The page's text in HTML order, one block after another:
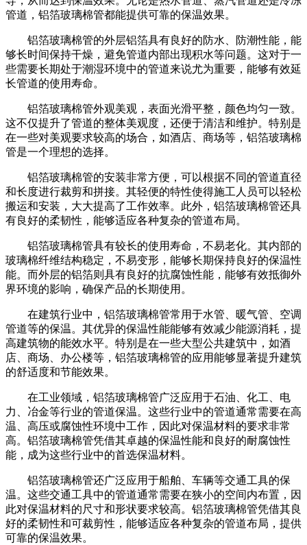
管道，铝箔玻璃棉管都能提供可靠的保温效果。
铝箔玻璃棉管的外层铝箔具有良好的防水、防潮性能，能
够长时间保持干燥，避免管道内部出现积水等问题。这对于一
些需要长期处于潮湿环境中的管道来说尤为重要，能够有效延
长管道的使用寿命。
铝箔玻璃棉管外观美观，表面光滑平整，颜色均匀一致。
这不仅提升了管道的整体美观度，还便于清洁和维护。特别是
在一些对美观要求较高的场合，如酒店、商场等，铝箔玻璃棉
管是一个理想的选择。
铝箔玻璃棉管的安装非常方便，可以根据不同的管道直径
和长度进行裁剪和拼接。其轻便的特性使得施工人员可以轻松
搬运和安装，大大提高了工作效率。此外，铝箔玻璃棉管还具
有良好的柔韧性，能够适应各种复杂的管道布局。
铝箔玻璃棉管具有较长的使用寿命，不易老化。其内部的
玻璃棉纤维结构稳定，不易变形，能够长期保持良好的保温性
能。而外层的铝箔则具有良好的抗腐蚀性能，能够有效抵御外
界环境的影响，确保产品的长期使用。
在建筑行业中，铝箔玻璃棉管常用于水管、暖气管、空调
管道等的保温。其优异的保温性能能够有效减少能源消耗，提
高建筑物的能效水平。特别是在一些大型公共建筑中，如酒
店、商场、办公楼等，铝箔玻璃棉管的应用能够显著提升建筑
的舒适度和节能效果。
在工业领域，铝箔玻璃棉管广泛应用于石油、化工、电
力、冶金等行业的管道保温。这些行业中的管道通常需要在高
温、高压或腐蚀性环境中工作，因此对保温材料的要求非常
高。铝箔玻璃棉管凭借其卓越的保温性能和良好的耐腐蚀性
能，成为这些行业中的首选保温材料。
铝箔玻璃棉管还广泛应用于船舶、车辆等交通工具的保
温。这些交通工具中的管道通常需要在狭小的空间内布置，因
此对保温材料的尺寸和形状要求较高。铝箔玻璃棉管凭借其良
好的柔韧性和可裁剪性，能够适应各种复杂的管道布局，提供
可靠的保温效果。